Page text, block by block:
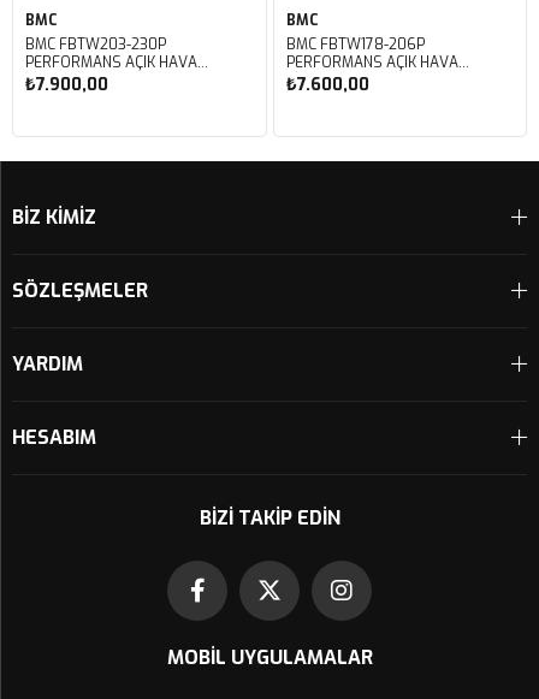
BMC
BMC FBTW203-230P
PERFORMANS AÇIK HAVA
FİLTRESİ
₺7.900,00
BMC
BMC FBTW178-206P
PERFORMANS AÇIK HAVA
FİLTRESİ
₺7.600,00
BİZ KİMİZ
SÖZLEŞMELER
YARDIM
HESABIM
BIZI TAKIP EDIN
MOBIL UYGULAMALAR